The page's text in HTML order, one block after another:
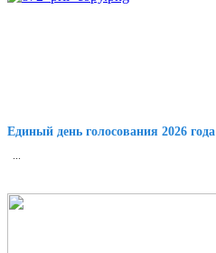
Единый день голосования 2026 года
...